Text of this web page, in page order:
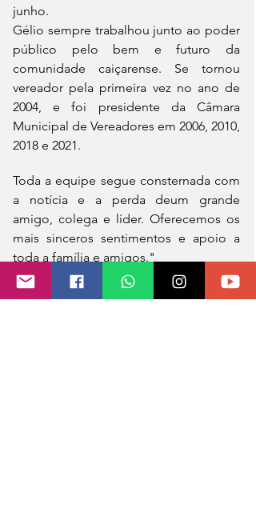
junho.
Gélio sempre trabalhou junto ao poder
público pelo bem e futuro da
comunidade caiçarense. Se tornou
vereador pela primeira vez no ano de
2004, e foi presidente da Câmara
Municipal de Vereadores em 2006, 2010,
2018 e 2021.
Toda a equipe segue consternada com
a notícia e a perda deum grande
amigo, colega e líder. Oferecemos os
mais sinceros sentimentos e apoio a
toda a família e amigos."